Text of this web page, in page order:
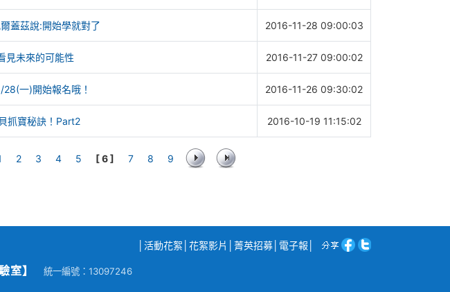
蓋茲說:開始學就對了 2016-11-28 09:00:03
見未來的可能性 2016-11-27 09:00:02
28(一)開始報名哦！ 2016-11-26 09:30:02
抓寶秘訣！Part2 2016-10-19 11:15:02
2 3 4 5 [ 6 ] 7 8 9
活動花絮 花絮影片 菁英招募 電子報
室】 統一編號：13097246